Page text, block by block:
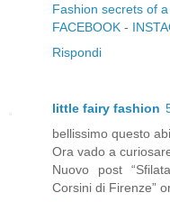
Fashion secrets of
FACEBOOK -
Rispondi
little fairy fashion
bellissimo questo
Ora vado a
Nuovo post
Corsini di Firenze”